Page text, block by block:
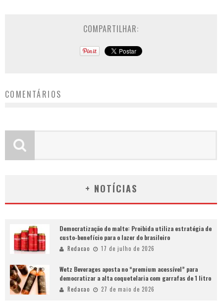
COMPARTILHAR:
COMENTÁRIOS
+ NOTÍCIAS
Democratização do malte: Proibida utiliza estratégia de
custo-benefício para o lazer do brasileiro
Redacao 17 de julho de 2026
Wetz Beverages aposta no “premium acessível” para
democratizar a alta coquetelaria com garrafas de 1 litro
Redacao 27 de maio de 2026